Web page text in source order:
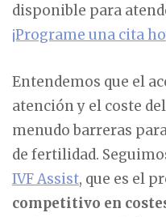
disponible para
¡Programe una cita
Entendemos que el
atención y el coste
menudo barreras
de fertilidad.
IVF Assist, que es el
competitivo en